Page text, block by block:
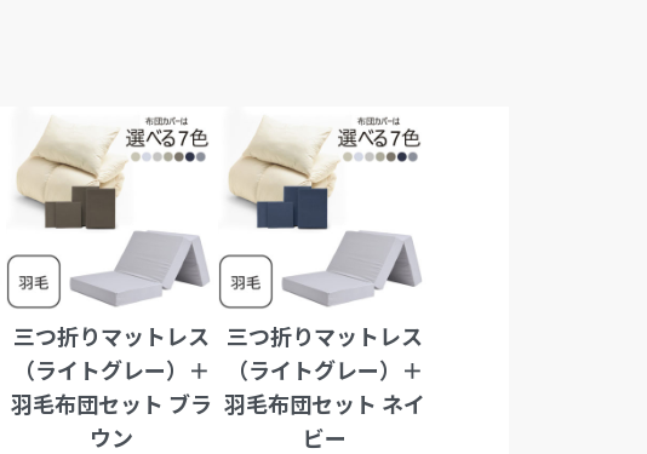
三つ折りマットレス
（ライトグレー）＋
羽毛布団セット ブラ
ウン
三つ折りマットレス
（ライトグレー）＋
羽毛布団セット ネイ
ビー